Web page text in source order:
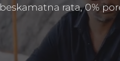
beskamatna rata, 0%